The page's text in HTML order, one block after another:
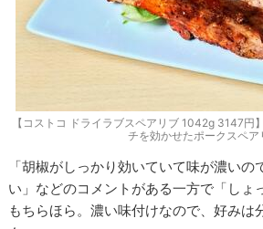
【コストコ ドライラブスペアリブ 1042g 3147円
チを効かせたポークスペア
「胡椒がしっかり効いていて味が濃いの
い」などのコメントがある一方で「しょ
もちらほら。濃い味付けなので、好みは